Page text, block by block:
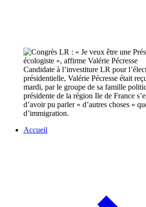
Candidate à l’investiture LR pour
présidentielle, Valérie Pécresse était
mardi, par le groupe de sa famille
présidente de la région Ile de France
d’avoir pu parler « d’autres choses »
d’immigration.
Accueil